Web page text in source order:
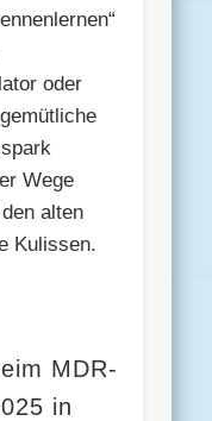
oder
Wege
alten
Kulissen.
MDR-
in